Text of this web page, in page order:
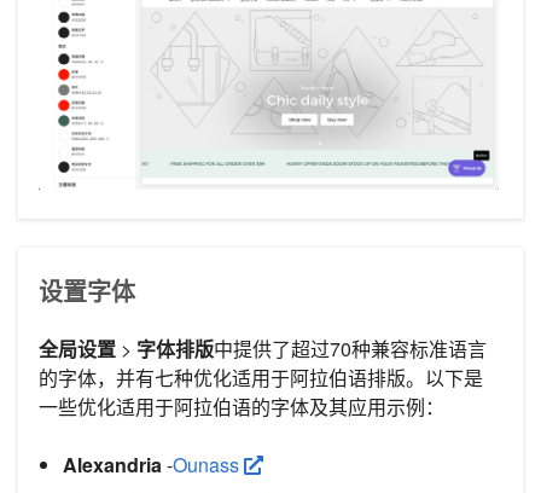
设置字体
全局设置 > 字体排版中提供了超过70种兼容标准语言
的字体，并有七种优化适用于阿拉伯语排版。以下是
一些优化适用于阿拉伯语的字体及其应用示例：
Alexandria-Ounass